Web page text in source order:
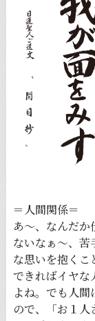
＝人間関係＝
あ～、なんだか
ないなぁ～、苦
な思いを抱くこ
できればイヤな
よね。でも人
ので、「お１人